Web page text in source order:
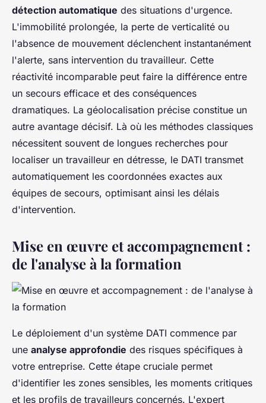
détection automatique des situations d'urgence.
L'immobilité prolongée, la perte de verticalité ou
l'absence de mouvement déclenchent instantanément
l'alerte, sans intervention du travailleur. Cette
réactivité incomparable peut faire la différence entre
un secours efficace et des conséquences
dramatiques. La géolocalisation précise constitue un
autre avantage décisif. Là où les méthodes classiques
nécessitent souvent de longues recherches pour
localiser un travailleur en détresse, le DATI transmet
automatiquement les coordonnées exactes aux
équipes de secours, optimisant ainsi les délais
d'intervention.
Mise en œuvre et accompagnement :
de l'analyse à la formation
Le déploiement d'un système DATI commence par
une analyse approfondie des risques spécifiques à
votre entreprise. Cette étape cruciale permet
d'identifier les zones sensibles, les moments critiques
et les profils de travailleurs concernés. L'expert